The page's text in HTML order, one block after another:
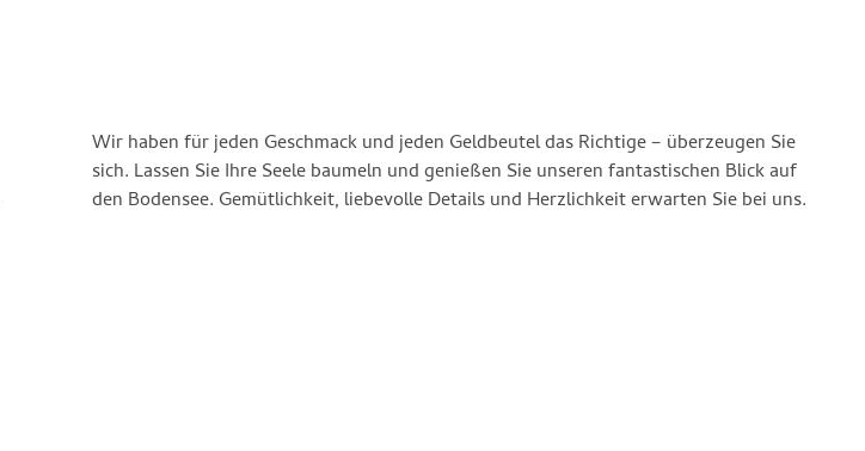
den Bodensee. Gemütlichkeit, liebevolle Details und Herzlichkeit erwarten Sie bei uns.